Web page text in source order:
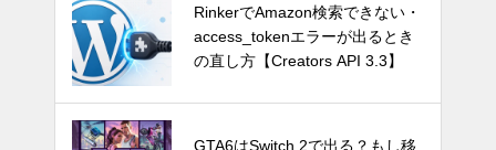
RinkerでAmazon検索できない・
access_tokenエラーが出るとき
の直し方【Creators API 3.3】
GTA6はSwitch 2で出る？もし移
GTA6はSwitch 2で出る？もし移
植されたら画質・fpsはどうなる
のか
Switch Pro？新型Nintendo Switc